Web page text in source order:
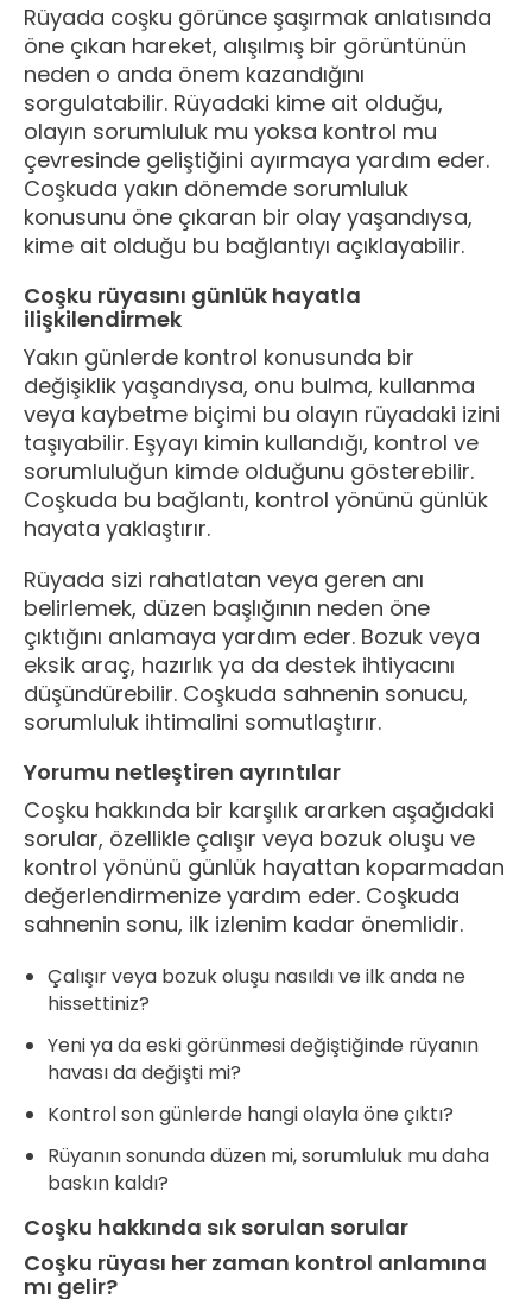
Rüyada coşku görünce şaşırmak anlatısında
öne çıkan hareket, alışılmış bir görüntünün
neden o anda önem kazandığını
sorgulatabilir. Rüyadaki kime ait olduğu,
olayın sorumluluk mu yoksa kontrol mu
çevresinde geliştiğini ayırmaya yardım eder.
Coşkuda yakın dönemde sorumluluk
konusunu öne çıkaran bir olay yaşandıysa,
kime ait olduğu bu bağlantıyı açıklayabilir.
Coşku rüyasını günlük hayatla
ilişkilendirmek
Yakın günlerde kontrol konusunda bir
değişiklik yaşandıysa, onu bulma, kullanma
veya kaybetme biçimi bu olayın rüyadaki izini
taşıyabilir. Eşyayı kimin kullandığı, kontrol ve
sorumluluğun kimde olduğunu gösterebilir.
Coşkuda bu bağlantı, kontrol yönünü günlük
hayata yaklaştırır.
Rüyada sizi rahatlatan veya geren anı
belirlemek, düzen başlığının neden öne
çıktığını anlamaya yardım eder. Bozuk veya
eksik araç, hazırlık ya da destek ihtiyacını
düşündürebilir. Coşkuda sahnenin sonucu,
sorumluluk ihtimalini somutlaştırır.
Yorumu netleştiren ayrıntılar
Coşku hakkında bir karşılık ararken aşağıdaki
sorular, özellikle çalışır veya bozuk oluşu ve
kontrol yönünü günlük hayattan koparmadan
değerlendirmenize yardım eder. Coşkuda
sahnenin sonu, ilk izlenim kadar önemlidir.
Çalışır veya bozuk oluşu nasıldı ve ilk anda ne
hissettiniz?
Yeni ya da eski görünmesi değiştiğinde rüyanın
havası da değişti mi?
Kontrol son günlerde hangi olayla öne çıktı?
Rüyanın sonunda düzen mi, sorumluluk mu daha
baskın kaldı?
Coşku hakkında sık sorulan sorular
Coşku rüyası her zaman kontrol anlamına
mı gelir?